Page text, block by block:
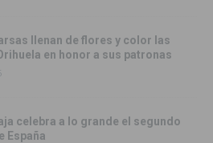
llenan de flores y color las
en honor a sus patronas
celebra a lo grande el segundo
España